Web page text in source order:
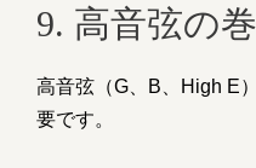
9. 高音弦の
高音弦（G、B、High E
要です。